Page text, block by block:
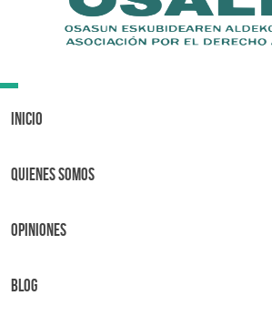
Toggle
Inicio
Quienes Somos
OPINIONES
BLOG